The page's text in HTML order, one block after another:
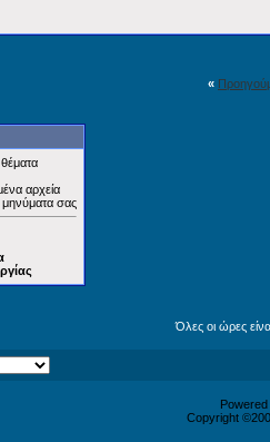
«
αρχεία
μηνύματα σας
Όλες οι ώρες
Copyright